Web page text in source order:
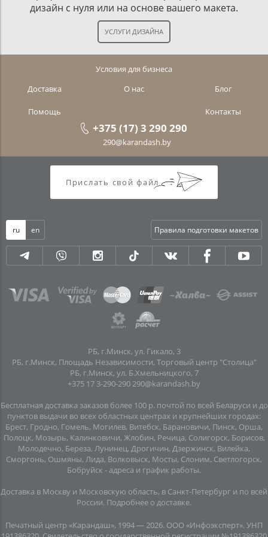
дизайн с нуля или на основе вашего макета.
Условия для бизнеса
Доставка
О нас Блог
Помощь Контакты
+375 (17) 3 290 290
290@karandash.by
Прислать свой файл
ru en Правила подготовки макетов
РБ, г.Минск, ул. Гикало, 3
РБ, г.Минск, Площадь Независимости, Торговый центр "Столица"
РБ, г.Минск, ул. Б.Хмельницкого, 7
+375 17 3-290-290 290@karandash.by
Бесплатная доставка заказов более 100 р. почтой по всей Беларуси и до
пунктов выдачи во всех областных центрах и крупнейших городах:
Брест, Гродно, Гомель, Могилев, Витебск, Барановичи, Пинск, Орша,
Полоцк, Мозырь, Калинковичи, Жлобин, Речица, Солигорск, Борисов,
Молодечно, Береза, Лунинец, Дрогичин, Дзержинск, Вилейка,
Сморгонь, Ошмяны, Лида, Волковыск, Мосты, Слоним, Светлогорск,
Бобруйск - адреса и график работы.
Доставка в Москву и Московскую область, в Санкт-Петербург и по всей
Росcии. Подробнее о доставке.
Печатный центр «Карандаш», 1994 — 2026. ООО «Инфоэксперт». УНП